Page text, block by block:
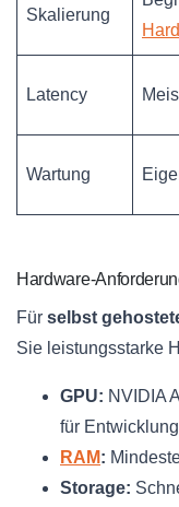
Skalierung
Latency
Wartung
Hardware-
Für selbst
Sie leistungsstarke
GPU: NVIDIA
für Entwicklung
RAM:
Storage: